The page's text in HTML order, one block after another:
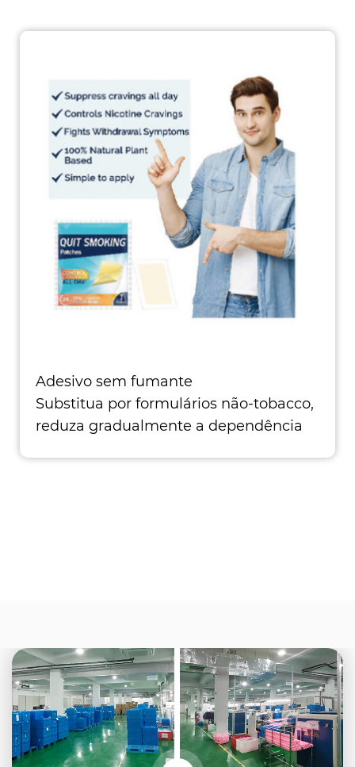
Adesivo sem fumante
Substitua por formulários não-tobacco,
reduza gradualmente a dependência